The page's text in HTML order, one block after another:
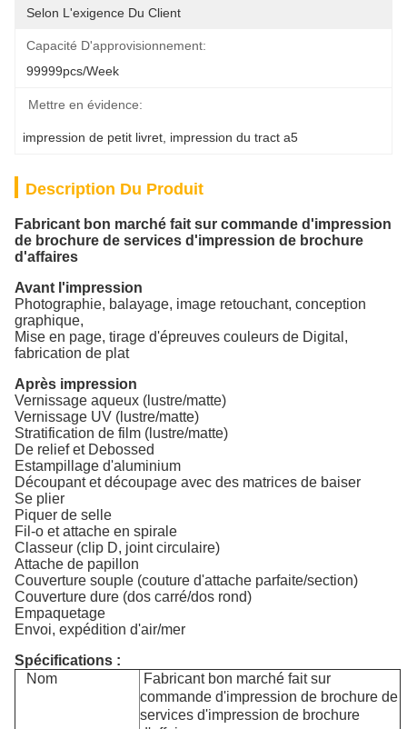
Selon L'exigence Du Client
Capacité D'approvisionnement:
99999pcs/week
Mettre en évidence:
impression de petit livret impression du tract a5
Description Du Produit
Fabricant bon marché fait sur commande d'impression
de brochure de services d'impression de brochure
d'affaires
Avant l'impression
Photographie, balayage, image retouchant, conception
graphique,
Mise en page, tirage d'épreuves couleurs de Digital,
fabrication de plat
Après impression
Vernissage aqueux (lustre/matte)
Vernissage UV (lustre/matte)
Stratification de film (lustre/matte)
De relief et Debossed
Estampillage d'aluminium
Découpant et découpage avec des matrices de baiser
Se plier
Piquer de selle
Fil-o et attache en spirale
Classeur (clip D, joint circulaire)
Attache de papillon
Couverture souple (couture d'attache parfaite/section)
Couverture dure (dos carré/dos rond)
Empaquetage
Envoi, expédition d'air/mer
Spécifications :
Nom
Fabricant bon marché fait sur
commande d'impression de brochure de
services d'impression de brochure